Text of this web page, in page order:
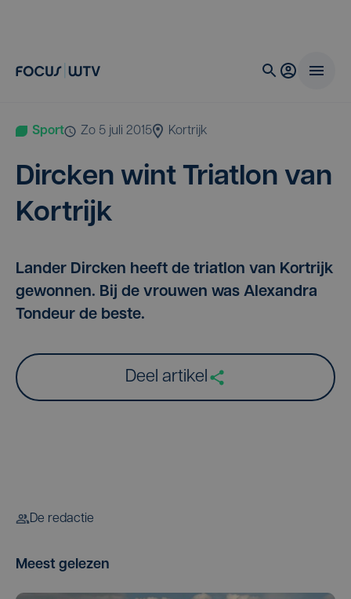
Sport zo 5 juli 2015 Kortrijk
Dir­c­ken wint Tri­at­lon van
Kortrijk
Lander Dircken heeft de triatlon van Kortrijk
gewonnen. Bij de vrouwen was Alexandra
Tondeur de beste.
Deel artikel
De redactie
Meest gelezen